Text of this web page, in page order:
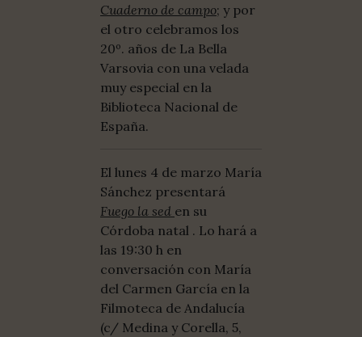
Cuaderno de campo; y por
el otro celebramos los
20º. años de La Bella
Varsovia con una velada
muy especial en la
Biblioteca Nacional de
España.
El lunes 4 de marzo María
Sánchez presentará
Fuego la sed en su
Córdoba natal . Lo hará a
las 19:30 h en
conversación con María
del Carmen García en la
Filmoteca de Andalucía
(c/ Medina y Corella, 5,